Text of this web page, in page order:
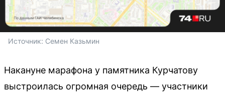
Источник: Семен Казьмин
Накануне марафона у памятника Курчатову
выстроилась огромная очередь — участники